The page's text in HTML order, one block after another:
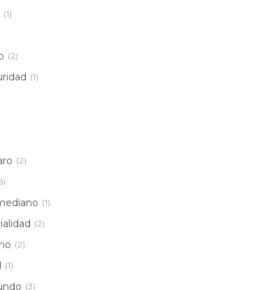
(1)
(2)
(1)
(2)
(1)
(2)
(2)
(1)
(3)